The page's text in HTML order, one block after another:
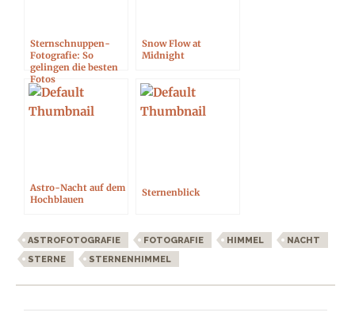
Sternschnuppen-
Fotografie: So
gelingen die besten
Fotos
Snow Flow at
Midnight
Astro-Nacht auf dem
Hochblauen
Sternenblick
ASTROFOTOGRAFIE FOTOGRAFIE HIMMEL
NACHT
STERNE
STERNENHIMMEL